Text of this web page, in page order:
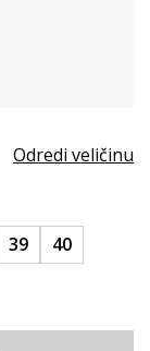
Odredi veličinu
39 40